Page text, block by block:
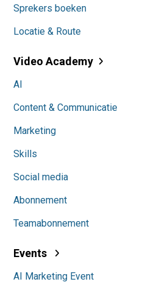
Sprekers boeken
Locatie & Route
Video Academy
AI
Content & Communicatie
Marketing
Skills
Social media
Abonnement
Teamabonnement
Events
AI Marketing Event